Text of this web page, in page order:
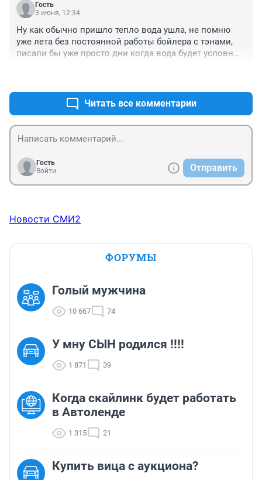
Гость
3 июня, 12:34
Ну как обычно пришло тепло вода ушла, не помню
уже лета без постоянной работы бойлера с тэнами,
писали бы уже просто дни когда вода будет условные
Читать все комментарии
Гость
Войти
Отправить
Новости СМИ2
ФОРУМЫ
Голый мужчина
10 667 74
У мну СЫН родился !!!!
1 871 39
Когда скайлинк будет работать
в Автоленде
1 315 21
Купить вица с аукциона?